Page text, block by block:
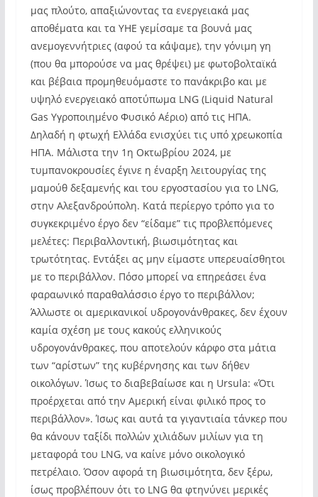
μας πλούτο, απαξιώνοντας τα ενεργειακά μας
αποθέματα και τα ΥΗΕ γεμίσαμε τα βουνά μας
ανεμογεννήτριες (αφού τα κάψαμε), την γόνιμη γη
(που θα μπορούσε να μας θρέψει) με φωτοβολταϊκά
και βέβαια προμηθευόμαστε το πανάκριβο και με
υψηλό ενεργειακό αποτύπωμα LNG (Liquid Natural
Gas Υγροποιημένο Φυσικό Αέριο) από τις ΗΠΑ.
Δηλαδή η φτωχή Ελλάδα ενισχύει τις υπό χρεωκοπία
ΗΠΑ. Μάλιστα την 1η Οκτωβρίου 2024, με
τυμπανοκρουσίες έγινε η έναρξη λειτουργίας της
μαμούθ δεξαμενής και του εργοστασίου για το LNG,
στην Αλεξανδρούπολη. Κατά περίεργο τρόπο για το
συγκεκριμένο έργο δεν “είδαμε” τις προβλεπόμενες
μελέτες: Περιβαλλοντική, βιωσιμότητας και
τρωτότητας. Εντάξει ας μην είμαστε υπερευαίσθητοι
με το περιβάλλον. Πόσο μπορεί να επηρεάσει ένα
φαραωνικό παραθαλάσσιο έργο το περιβάλλον;
Άλλωστε οι αμερικανικοί υδρογονάνθρακες, δεν έχουν
καμία σχέση με τους κακούς ελληνικούς
υδρογονάνθρακες, που αποτελούν κάρφο στα μάτια
των “αρίστων” της κυβέρνησης και των δήθεν
οικολόγων. Ίσως το διαβεβαίωσε και η Ursula: «Ότι
προέρχεται από την Αμερική είναι φιλικό προς το
περιβάλλον». Ίσως και αυτά τα γιγαντιαία τάνκερ που
θα κάνουν ταξίδι πολλών χιλιάδων μιλίων για τη
μεταφορά του LNG, να καίνε μόνο οικολογικό
πετρέλαιο. Όσον αφορά τη βιωσιμότητα, δεν ξέρω,
ίσως προβλέπουν ότι το LNG θα φτηνύνει μερικές